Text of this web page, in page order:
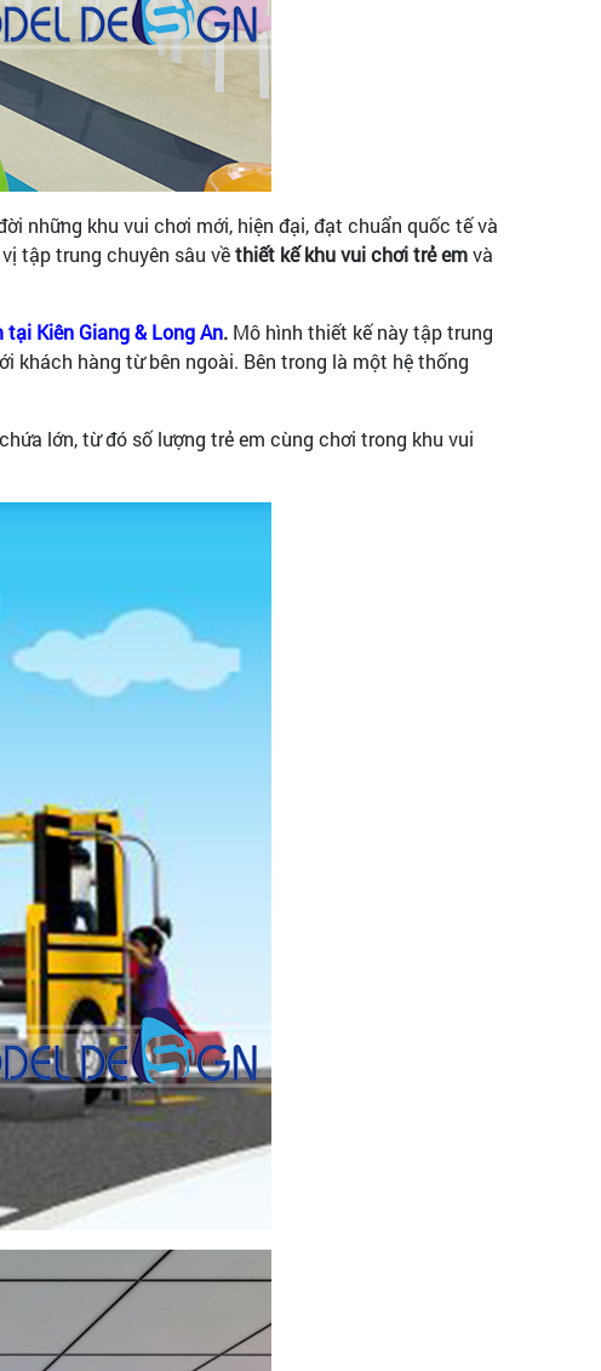
những khu vui chơi mới, hiện đại, đạt chuẩn quốc tế và
tập trung chuyên sâu vềthiết kế khu vui chơi trẻ emvà
Kiên Giang & Long An. Mô hình thiết kế này tập trung
khách hàng từ bên ngoài. Bên trong là một hệ thống
lớn, từ đó số lượng trẻ em cùng chơi trong khu vui